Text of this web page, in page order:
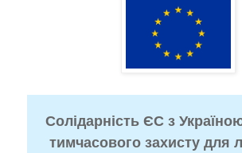
Солідарність ЄС з
тимчасового захисту для